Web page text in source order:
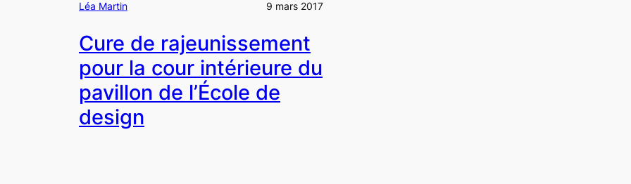
Léa Martin 9 mars 2017
Cure de rajeunissement
pour la cour intérieure du
pavillon de l’École de
design